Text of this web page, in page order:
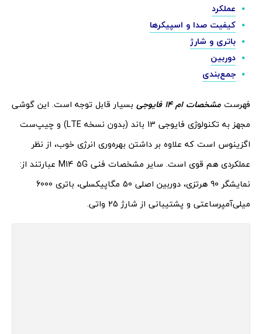
عملکرد
کیفیت صدا و اسپیکرها
باتری و شارژ
دوربین
جمع‌بندی
فهرست مشخصات ام 14 فایوجی
بسیار قابل توجه است. این گوشی
مجهز به تکنولوژی فایوجی 13 باند (بدون نسخه LTE) و چیپ‌ست
اگزینوس است که علاوه بر داشتن بهره‌وری انرژی خوب، از نظر
عملکردی هم قوی است. سایر مشخصات فنی M14 5G عبارتند از:
نمایشگر 90 هرتزی، دوربین اصلی 50 مگاپیکسلی، باتری 6000
میلی‌آمپرساعتی و پشتیبانی از شارژ 25 واتی.